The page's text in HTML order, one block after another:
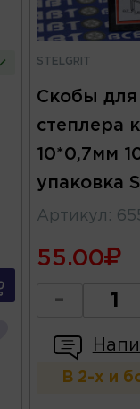
STELGRIT
Скобы для
степлера
10*0,7мм
упаковка
Артикул :
55.00
-
В 2-х и